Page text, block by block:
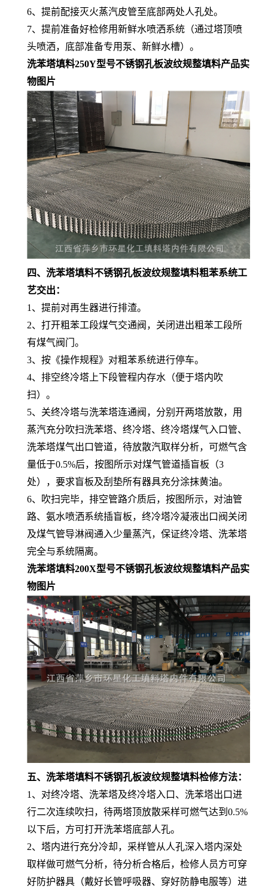
6、提前配接灭火蒸汽皮管至底部两处人孔处。
7、提前准备好检修用新鲜水喷洒系统（通过塔顶喷
头喷洒，底部准备专用泵、新鲜水槽）。
洗苯塔填料250Y型号不锈钢孔板波纹规整填料产品实
物图片
四、 洗苯塔填料不锈钢孔板波纹规整填料粗苯系统工
艺交出：
1、提前对再生器进行排渣。
2、打开粗苯工段煤气交通阀，关闭进出粗苯工段所
有煤气阀门。
3、按《操作规程》对粗苯系统进行停车。
4、排空终冷塔上下段管程内存水（便于塔内吹
扫）。
5、关终冷塔与洗苯塔连通阀，分别开两塔放散，用
蒸汽充分吹扫洗苯塔、终冷塔、终冷塔煤气入口管、
洗苯塔煤气出口管道，待放散汽取样分析，可燃气含
量低于0.5%后，按图所示对煤气管道插盲板（3
处），要求盲板及刮垫所有器具充分涂抹黄油。
6、吹扫完毕，排空管路介质后，按图所示，对油管
路、氨水喷洒系统插盲板，终冷塔冷凝液出口阀关闭
及煤气管导淋阀通入少量蒸汽，保证终冷塔、洗苯塔
完全与系统隔离。
洗苯塔填料200X型号不锈钢孔板波纹规整填料产品实
物图片
五、 洗苯塔填料不锈钢孔板波纹规整填料检修方法：
1、对终冷塔、洗苯塔及终冷塔入口、洗苯塔出口进
行二次连续吹扫，待两塔顶放散采样可燃气达到0.5%
以下后，方可打开洗苯塔底部人孔。
2、塔内进行充分冷却，采样管从人孔深入塔内深处
取样做可燃气分析，待分析合格后，检修人员方可穿
好防护器具（戴好长管呼吸器、穿好防静电服等）进